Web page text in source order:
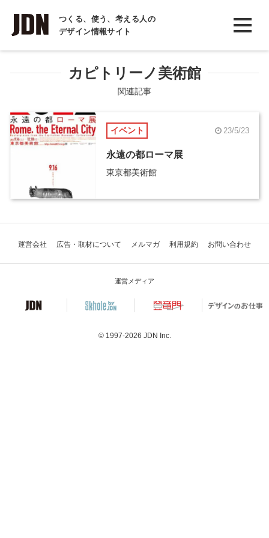
つくる、使う、考える人の
デザイン情報サイト
INTERVIEW
インタビュー
REPORT
COLUMN
コラム
カピトリーノ美術館
関連記事
イベント 23/5/23
永遠の都ローマ展
東京都美術館
運営会社 広告・取材について メルマガ 利用規約 お問い合わせ
運営メディア
© 1997-2026 JDN Inc.